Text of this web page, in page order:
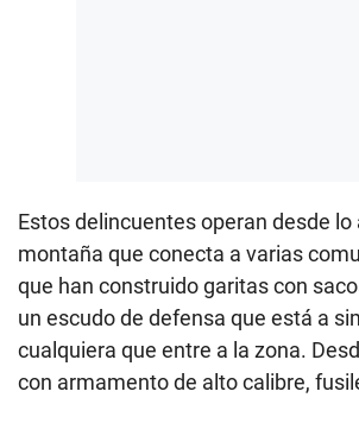
Estos delincuentes operan desde lo
montaña que conecta a varias
que han construido garitas con
un escudo de defensa que está a
cualquiera que entre a la zona.
con armamento de alto calibre,